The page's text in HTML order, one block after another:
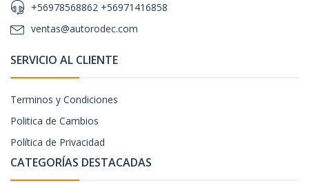
+56978568862 +56971416858
ventas@autorodec.com
SERVICIO AL CLIENTE
Terminos y Condiciones
Politica de Cambios
Política de Privacidad
CATEGORÍAS DESTACADAS